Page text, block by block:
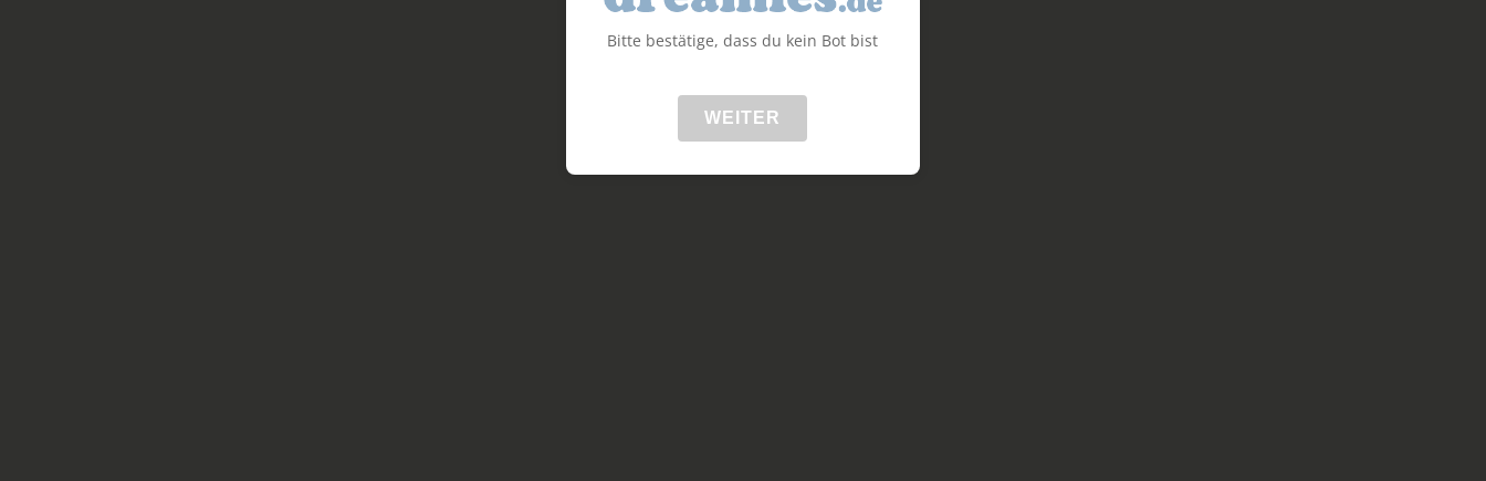
Bitte bestätige, dass du kein Bot bist
WEITER